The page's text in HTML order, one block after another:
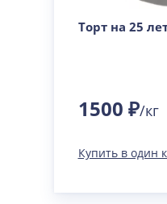
Торт на 25
1500 ₽/кг
Купить в один